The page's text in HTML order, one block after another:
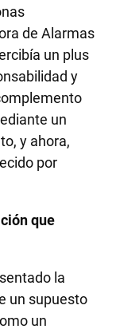
de Alarmas
un plus
y
un
y ahora,
por
que
la
un supuesto
un